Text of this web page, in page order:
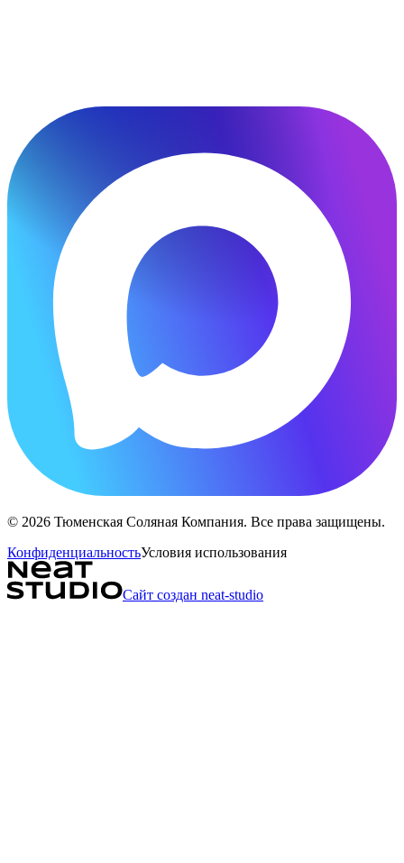
© 2026 Тюменская Соляная Компания. Все права защищены.
КонфиденциальностьУсловия использования
Сайт создан neat-studio